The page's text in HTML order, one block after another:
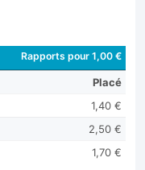
Rapports pour 1,00 €
Placé
1,40 €
2,50 €
1,70 €